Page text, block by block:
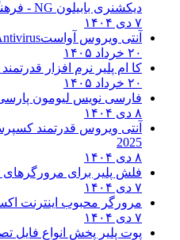
دیکشنری بابیلون NG - فرهنگ لغت کامپیوتر
۷ دی ۱۴۰۴
آنتی ویروس آواست
۲۰ خرداد ۱۴۰۵
کا ام پلیر نرم افزار
۲۰ خرداد ۱۴۰۵
فارسی نویس لیومون
۸ دی ۱۴۰۴
آنتی ویروس قدرتمند کسپرسکی
2025
۸ دی ۱۴۰۴
فلش پلیر برای
۷ دی ۱۴۰۴
مرورگر محبوب اینترنت
۷ دی ۱۴۰۴
پوت پلیر پخش انواع فایل